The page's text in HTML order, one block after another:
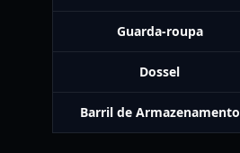
Guarda-roupa
Dossel
Barril de Armazenamento